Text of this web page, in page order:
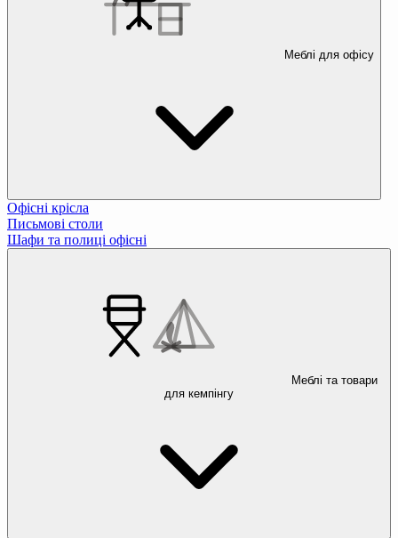
Меблі для офісу
Офісні крісла
Письмові столи
Шафи та полиці офісні
Меблі та товари
для кемпінгу